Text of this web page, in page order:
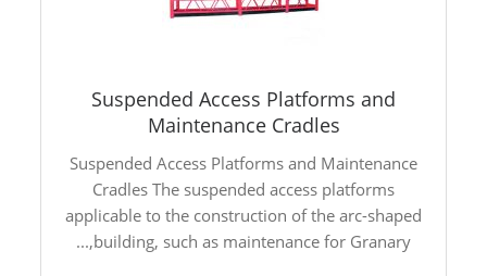
Suspended Access Platforms and
Maintenance Cradles
Suspended Access Platforms and Maintenance
Cradles The suspended access platforms
applicable to the construction of the arc-shaped
building, such as maintenance for Granary,...